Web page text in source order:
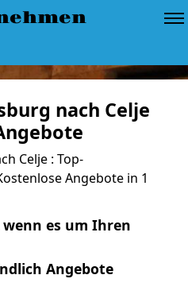
nach Celje
Celje : Top-
Angebote in 1
es um Ihren
Angebote